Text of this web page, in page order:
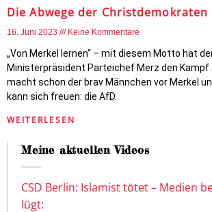
Die Abwege der Christdemokraten
16. Juni 2023 Keine Kommentare
„Von Merkel lernen“ – mit diesem Motto hat
Ministerpräsident Parteichef Merz den Kampf
macht schon der brav Männchen vor Merkel
kann sich freuen: die AfD.
WEITERLESEN
Meine aktuellen Videos
CSD Berlin: Islamist tötet – Medien
lügt: